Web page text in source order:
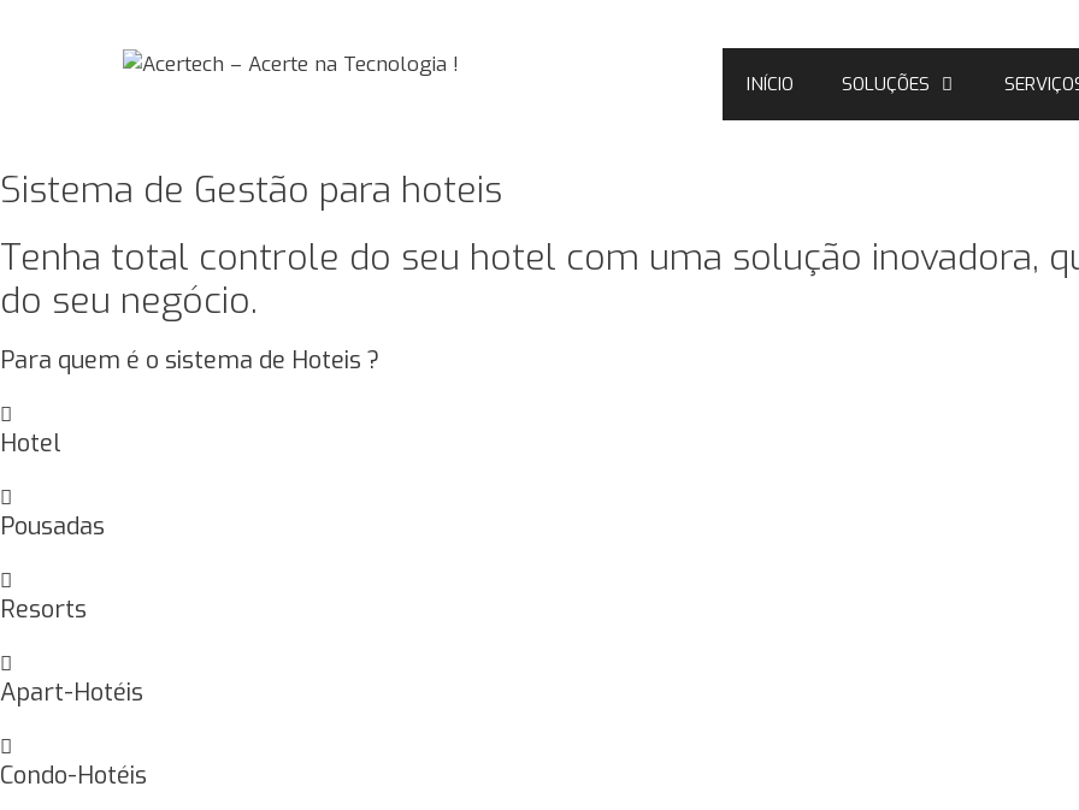
INÍCIO SOLUÇÕES
Sistema de Gestão para hoteis
Tenha total controle do seu hotel com uma solução inovadora,
do seu negócio.
Para quem é o sistema de Hoteis ?
Hotel
Pousadas
Resorts
Apart-Hotéis
Condo-Hotéis